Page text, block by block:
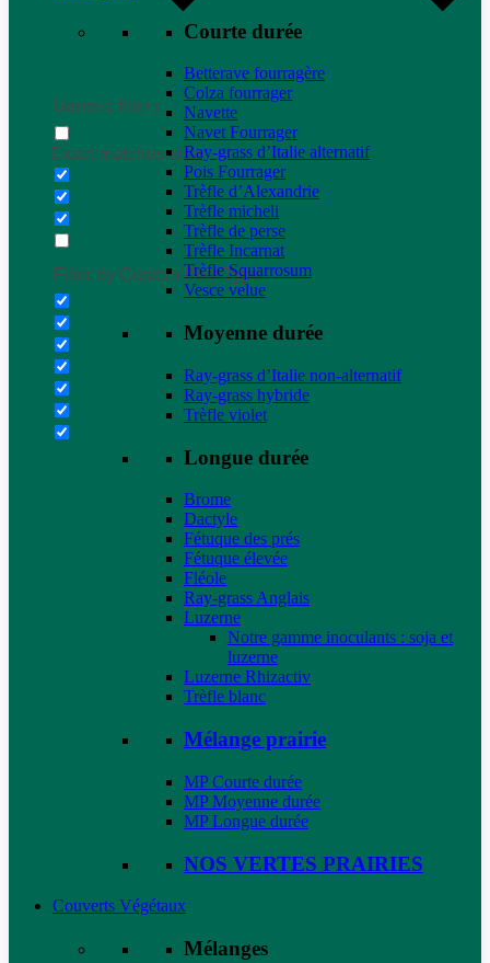
Generic filters
Exact matches only
Filter by Custom Post Type
Courte durée
Betterave fourragère
Colza fourrager
Navette
Navet Fourrager
Ray-grass d’Italie alternatif
Pois Fourrager
Trèfle d’Alexandrie
Trèfle micheli
Trèfle de perse
Trèfle Incarnat
Trèfle Squarrosum
Vesce velue
Moyenne durée
Ray-grass d’Italie non-alternatif
Ray-grass hybride
Trèfle violet
Longue durée
Brome
Dactyle
Fétuque des prés
Fétuque élevée
Fléole
Ray-grass Anglais
Luzerne
Notre gamme inoculants : soja et
luzerne
Luzerne Rhizactiv
Trèfle blanc
Mélange prairie
MP Courte durée
MP Moyenne durée
MP Longue durée
NOS VERTES PRAIRIES
Couverts Végétaux
Mélanges